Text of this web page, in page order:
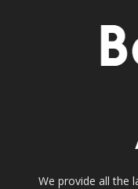
We provide all the